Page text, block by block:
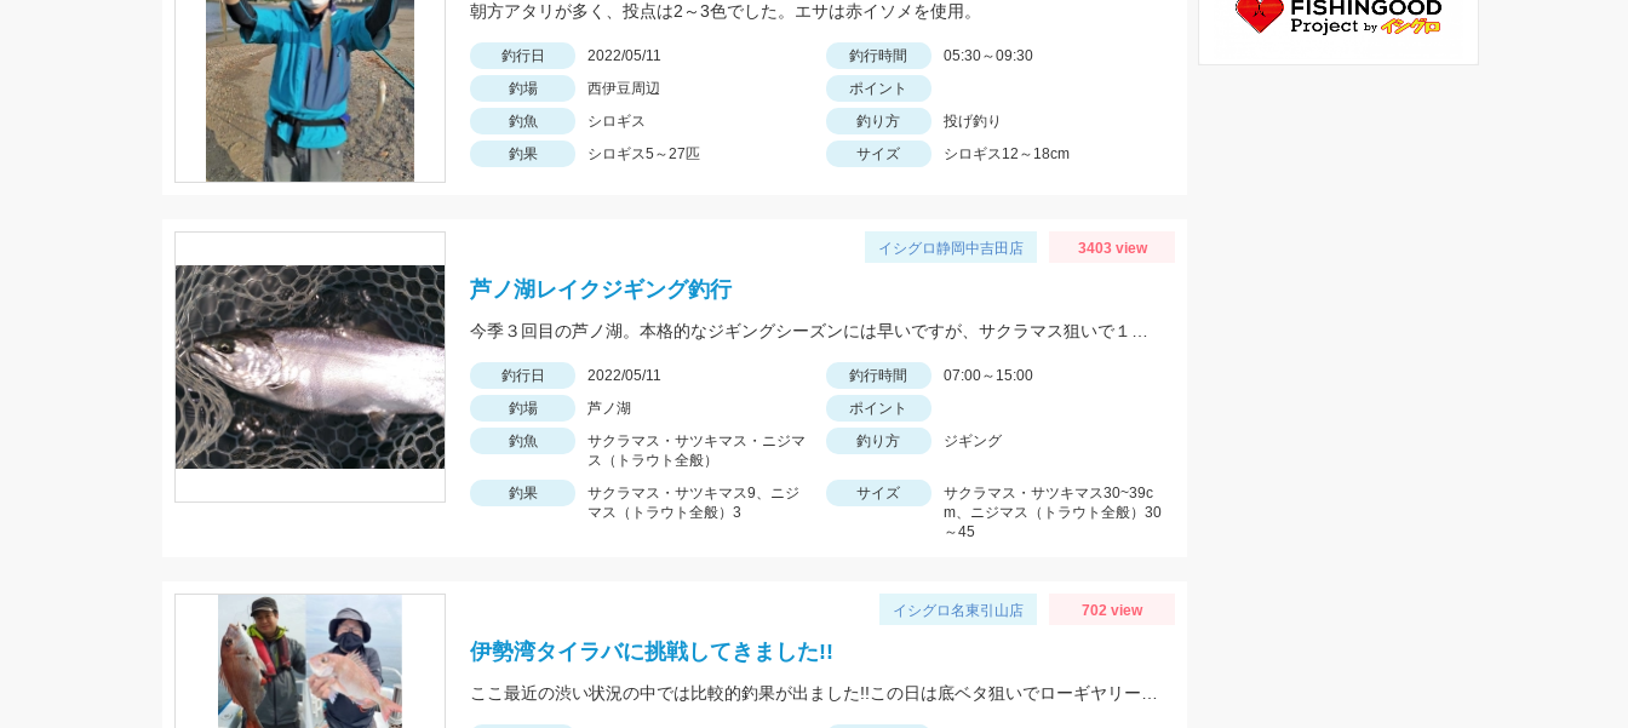
朝方アタリが多く、投点は2～3色でした。エサは赤イソメを使用。
釣行日 2022/05/11 釣行時間
05:30～09:30
釣場
西伊豆周辺
ポイント
釣魚
シロギス 釣り方
投げ釣り
釣果
シロギス5～27匹 サイズ シロギス12～18cm
イシグロ静岡中吉田店 3403 view
芦ノ湖レイクジギング釣行
釣行日 2022/05/11 釣行時間
07:00～15:00
釣場
芦ノ湖
ポイント
釣魚
サクラマス・サツキマス・ニジマ
ス（トラウト全般）
釣り方 ジギング
釣果
サクラマス・サツキマス9、ニジ
マス（トラウト全般）3
サイズ
サクラマス・サツキマス30~39c
m、ニジマス（トラウト全般）30
～45
イシグロ名東引山店 702 view
伊勢湾タイラバに挑戦してきました!!